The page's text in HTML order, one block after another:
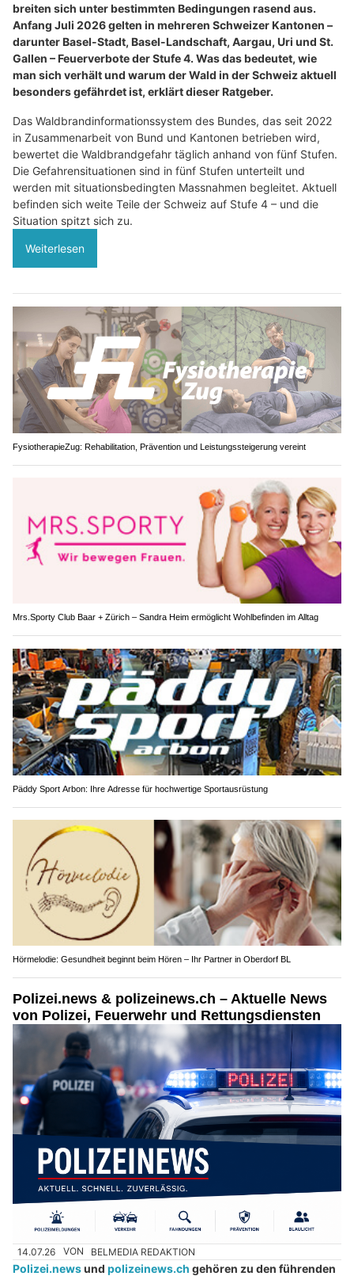
breiten sich unter bestimmten Bedingungen rasend aus.
Anfang Juli 2026 gelten in mehreren Schweizer Kantonen –
darunter Basel-Stadt, Basel-Landschaft, Aargau, Uri und St.
Gallen – Feuerverbote der Stufe 4. Was das bedeutet, wie
man sich verhält und warum der Wald in der Schweiz aktuell
besonders gefährdet ist, erklärt dieser Ratgeber.
Das Waldbrandinformationssystem des Bundes, das seit 2022
in Zusammenarbeit von Bund und Kantonen betrieben wird,
bewertet die Waldbrandgefahr täglich anhand von fünf Stufen.
Die Gefahrensituationen sind in fünf Stufen unterteilt und
werden mit situationsbedingten Massnahmen begleitet. Aktuell
befinden sich weite Teile der Schweiz auf Stufe 4 – und die
Situation spitzt sich zu.
Weiterlesen
FysiotherapieZug: Rehabilitation, Prävention und Leistungssteigerung vereint
Mrs.Sporty Club Baar + Zürich – Sandra Heim ermöglicht Wohlbefinden im Alltag
Päddy Sport Arbon: Ihre Adresse für hochwertige Sportausrüstung
Hörmelodie: Gesundheit beginnt beim Hören – Ihr Partner in Oberdorf BL
Polizei.news & polizeinews.ch – Aktuelle News
von Polizei, Feuerwehr und Rettungsdiensten
14.07.26 VON BELMEDIA REDAKTION
Polizei.newsund polizeinews.ch gehören zu den führenden